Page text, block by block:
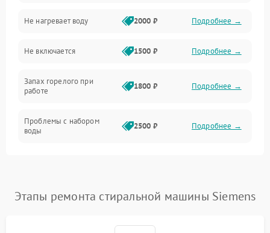
Программное обеспечение
Не нагревает воду 2000 ₽ Подробнее →
Не включается 1500 ₽ Подробнее →
Запах горелого при
работе
1800 ₽ Подробнее →
Проблемы с набором
воды
2500 ₽ Подробнее →
2200 ₽ Подробнее →
Этапы ремонта стиральной машины Siemens